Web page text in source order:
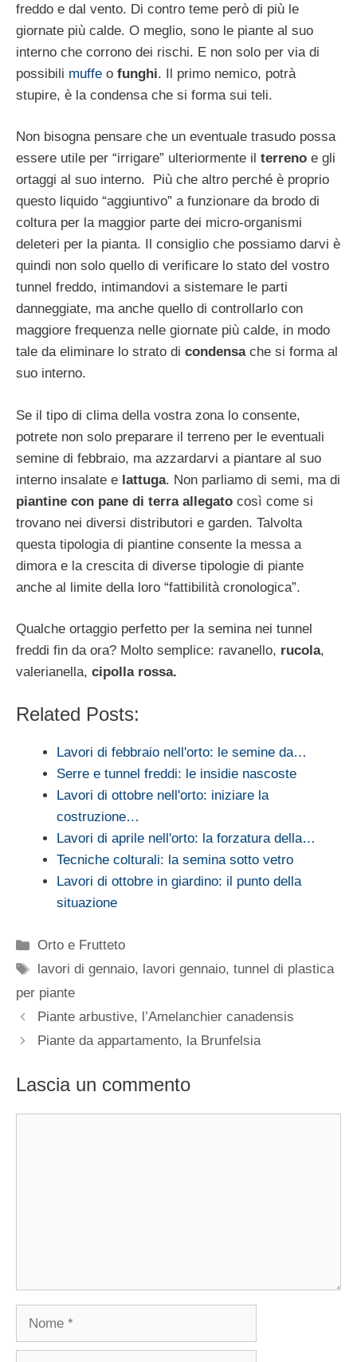
freddo e dal vento. Di contro teme però di più le
giornate più calde. O meglio, sono le piante al suo
interno che corrono dei rischi. E non solo per via di
possibili muffe o funghi. Il primo nemico, potrà
stupire, è la condensa che si forma sui teli.
Non bisogna pensare che un eventuale trasudo possa
essere utile per “irrigare” ulteriormente il terreno e gli
ortaggi al suo interno. Più che altro perché è proprio
questo liquido “aggiuntivo” a funzionare da brodo di
coltura per la maggior parte dei micro-organismi
deleteri per la pianta. Il consiglio che possiamo darvi è
quindi non solo quello di verificare lo stato del vostro
tunnel freddo, intimandovi a sistemare le parti
danneggiate, ma anche quello di controllarlo con
maggiore frequenza nelle giornate più calde, in modo
tale da eliminare lo strato di condensache si forma al
suo interno.
Se il tipo di clima della vostra zona lo consente,
potrete non solo preparare il terreno per le eventuali
semine di febbraio, ma azzardarvi a piantare al suo
interno insalate e lattuga. Non parliamo di semi, ma di
piantine con pane di terra allegato così come si
trovano nei diversi distributori e garden. Talvolta
questa tipologia di piantine consente la messa a
dimora e la crescita di diverse tipologie di piante
anche al limite della loro “fattibilità cronologica”.
Qualche ortaggio perfetto per la semina nei tunnel
freddi fin da ora? Molto semplice: ravanello, rucola,
valerianella, cipolla rossa.
Related Posts:
Lavori di febbraio nell'orto: le semine da…
Serre e tunnel freddi: le insidie nascoste
Lavori di ottobre nell'orto: iniziare la
costruzione…
Lavori di aprile nell'orto: la forzatura della…
Tecniche colturali: la semina sotto vetro
Lavori di ottobre in giardino: il punto della
situazione
Categorie
Orto e Frutteto
Tag
lavori di gennaio, lavori gennaio,tunnel di plastica
per piante
Piante arbustive, l’Amelanchier canadensis
Piante da appartamento, la Brunfelsia
Lascia un commento
Nome